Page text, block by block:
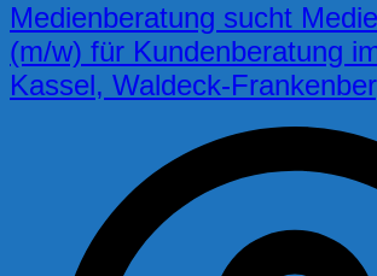
Medienberatung sucht
(m/w) für Kundenberatung
Kassel, Waldeck-